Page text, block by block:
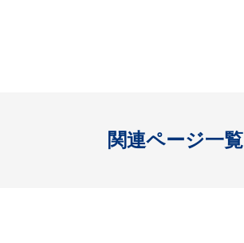
関連ページ一覧
開く